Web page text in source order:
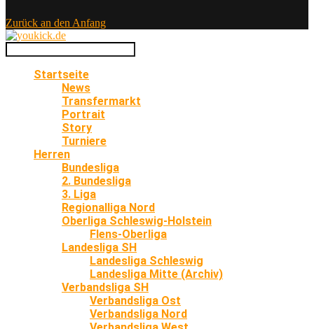
Zurück an den Anfang
Startseite
News
Transfermarkt
Portrait
Story
Turniere
Herren
Bundesliga
2. Bundesliga
3. Liga
Regionalliga Nord
Oberliga Schleswig-Holstein
Flens-Oberliga
Landesliga SH
Landesliga Schleswig
Landesliga Mitte (Archiv)
Verbandsliga SH
Verbandsliga Ost
Verbandsliga Nord